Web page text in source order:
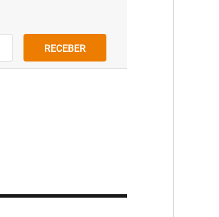
RECEBER